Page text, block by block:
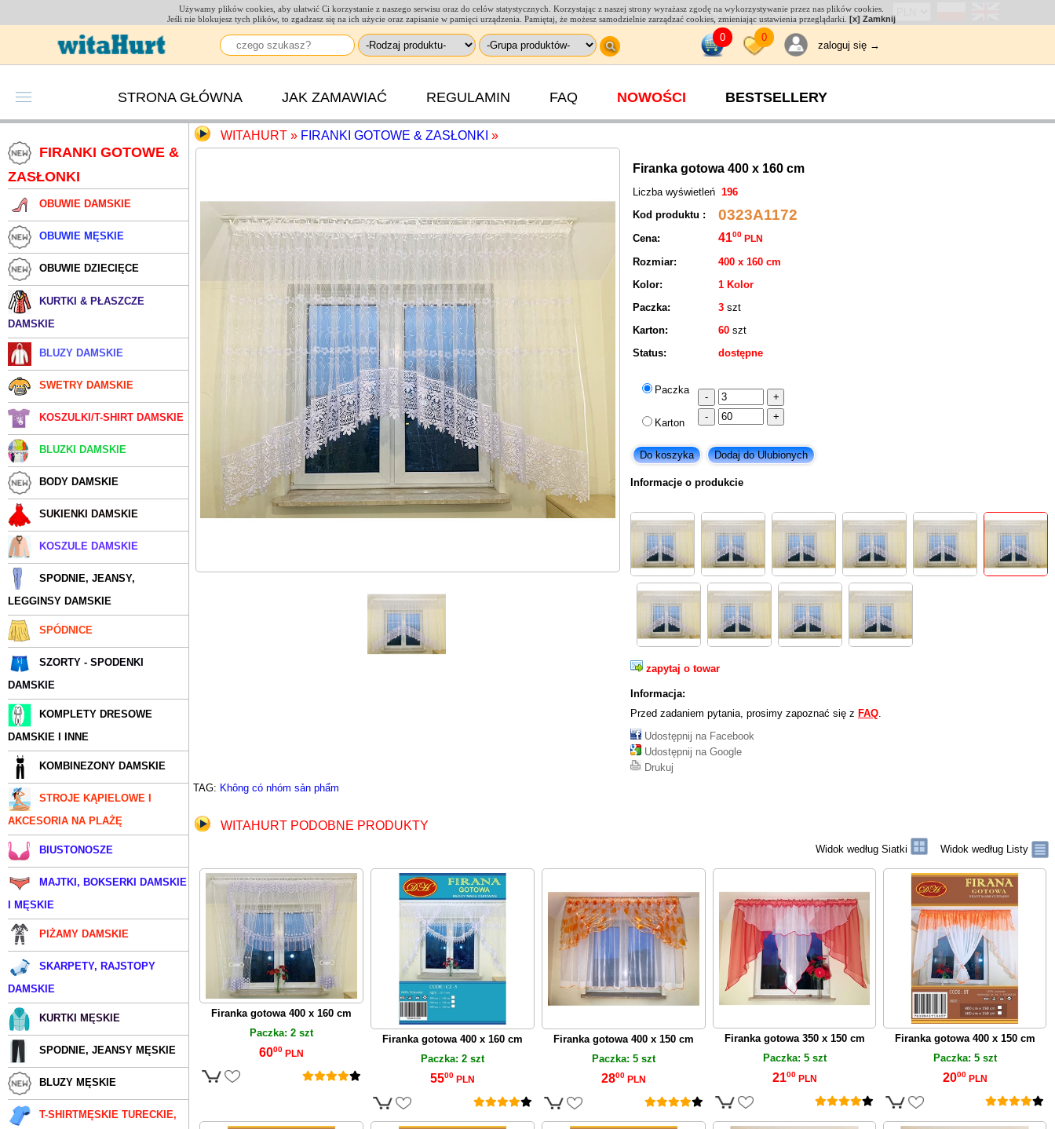
Używamy plików cookies, aby ułatwić Ci korzystanie z naszego serwisu oraz do celów statystycznych. Korzystając z naszej strony wyrażasz zgodę na wykorzystywanie przez nas plików cookies.
Jeśli nie blokujesz tych plików, to zgadzasz się na ich użycie oraz zapisanie w pamięci urządzenia. Pamiętaj, że możesz samodzielnie zarządzać cookies, zmieniając ustawienia przeglądarki. [x] Zamknij
(+48) 664 542 238 contact@witahurt.com
0 0
zaloguj się →
STRONA GŁÓWNA JAK ZAMAWIAĆ REGULAMIN FAQ NOWOŚCI BESTSELLERY
FIRANKI GOTOWE &
ZASŁONKI
OBUWIE DAMSKIE
OBUWIE MĘSKIE
OBUWIE DZIECIĘCE
KURTKI & PŁASZCZE
DAMSKIE
BLUZY DAMSKIE
SWETRY DAMSKIE
KOSZULKI/T-SHIRT DAMSKIE
BLUZKI DAMSKIE
BODY DAMSKIE
SUKIENKI DAMSKIE
KOSZULE DAMSKIE
SPODNIE, JEANSY,
LEGGINSY DAMSKIE
SPÓDNICE
SZORTY - SPODENKI
DAMSKIE
KOMPLETY DRESOWE
DAMSKIE I INNE
KOMBINEZONY DAMSKIE
STROJE KĄPIELOWE I
AKCESORIA NA PLAŻĘ
BIUSTONOSZE
MAJTKI, BOKSERKI DAMSKIE
I MĘSKIE
PIŻAMY DAMSKIE
SKARPETY, RAJSTOPY
DAMSKIE
KURTKI MĘSKIE
SPODNIE, JEANSY MĘSKIE
BLUZY MĘSKIE
T-SHIRTMĘSKIE TURECKIE,
WITAHURT » FIRANKI GOTOWE & ZASŁONKI »
Firanka gotowa 400 x 160 cm
Liczba wyświetleń 196
Kod produktu :
0323A1172
Cena: 4100 PLN
Rozmiar:
400 x 160 cm
Kolor:
1 Kolor
Paczka:
3 szt
Karton:
60 szt
Status:
dostępne
Paczka
Karton
Informacje o produkcie
zapytaj o towar
Informacja:
Przed zadaniem pytania, prosimy zapoznać się z FAQ.
Udostępnij na Facebook
Udostępnij na Google
Drukuj
TAG: Không có nhóm sản phẩm
WITAHURT PODOBNE PRODUKTY
Widok według Siatki Widok według Listy
Firanka gotowa 400 x 160 cm
Paczka: 2 szt
6000 PLN
Firanka gotowa 400 x 160 cm
Paczka: 2 szt
5500 PLN
Firanka gotowa 400 x 150 cm
Paczka: 5 szt
2800 PLN
Firanka gotowa 350 x 150 cm
Paczka: 5 szt
2100 PLN
Firanka gotowa 400 x 150 cm
Paczka: 5 szt
2000 PLN